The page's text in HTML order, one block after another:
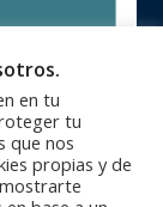
en tu
tu
que nos
propias y de